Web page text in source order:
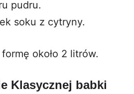
pudru.
soku z cytryny.
około 2 litrów.
Klasycznej babki